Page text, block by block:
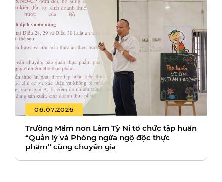
06.07.2026
Trường Mầm non Lâm Tỳ Ni tổ chức tập huấn
“Quản lý và Phòng ngừa ngộ độc thực
phẩm” cùng chuyên gia